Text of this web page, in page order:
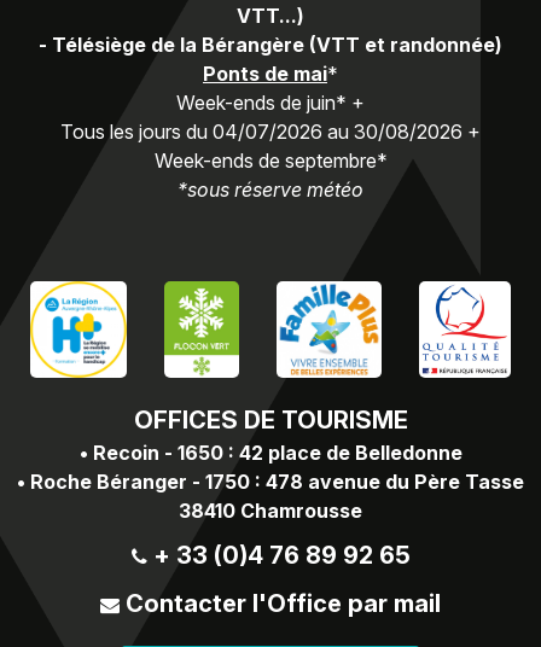
OFFICES DE TOURISME
• Recoin - 1650 : 42 place de Belledonne
• Roche Béranger - 1750 : 478 avenue du Père Tasse
38410 Chamrousse
+ 33 (0)4 76 89 92 65
Contacter l'Office par mail
VTT...)
- Télésiège de la Bérangère (VTT et randonnée)
Ponts de mai*
Week-ends de juin* +
Tous les jours du 04/07/2026 au 30/08/2026 +
Week-ends de septembre*
*sous réserve météo